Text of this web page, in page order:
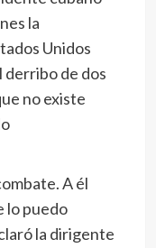
la
Unidos
derribo de dos
no existe
A él
lo puedo
la dirigente